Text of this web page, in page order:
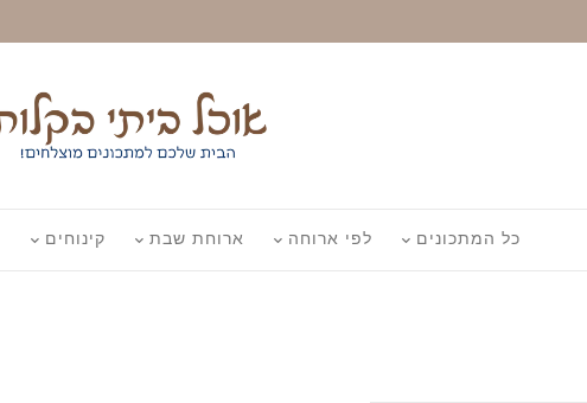
כל המתכונים לפי ארוחה ארוחת שבת קינוחים